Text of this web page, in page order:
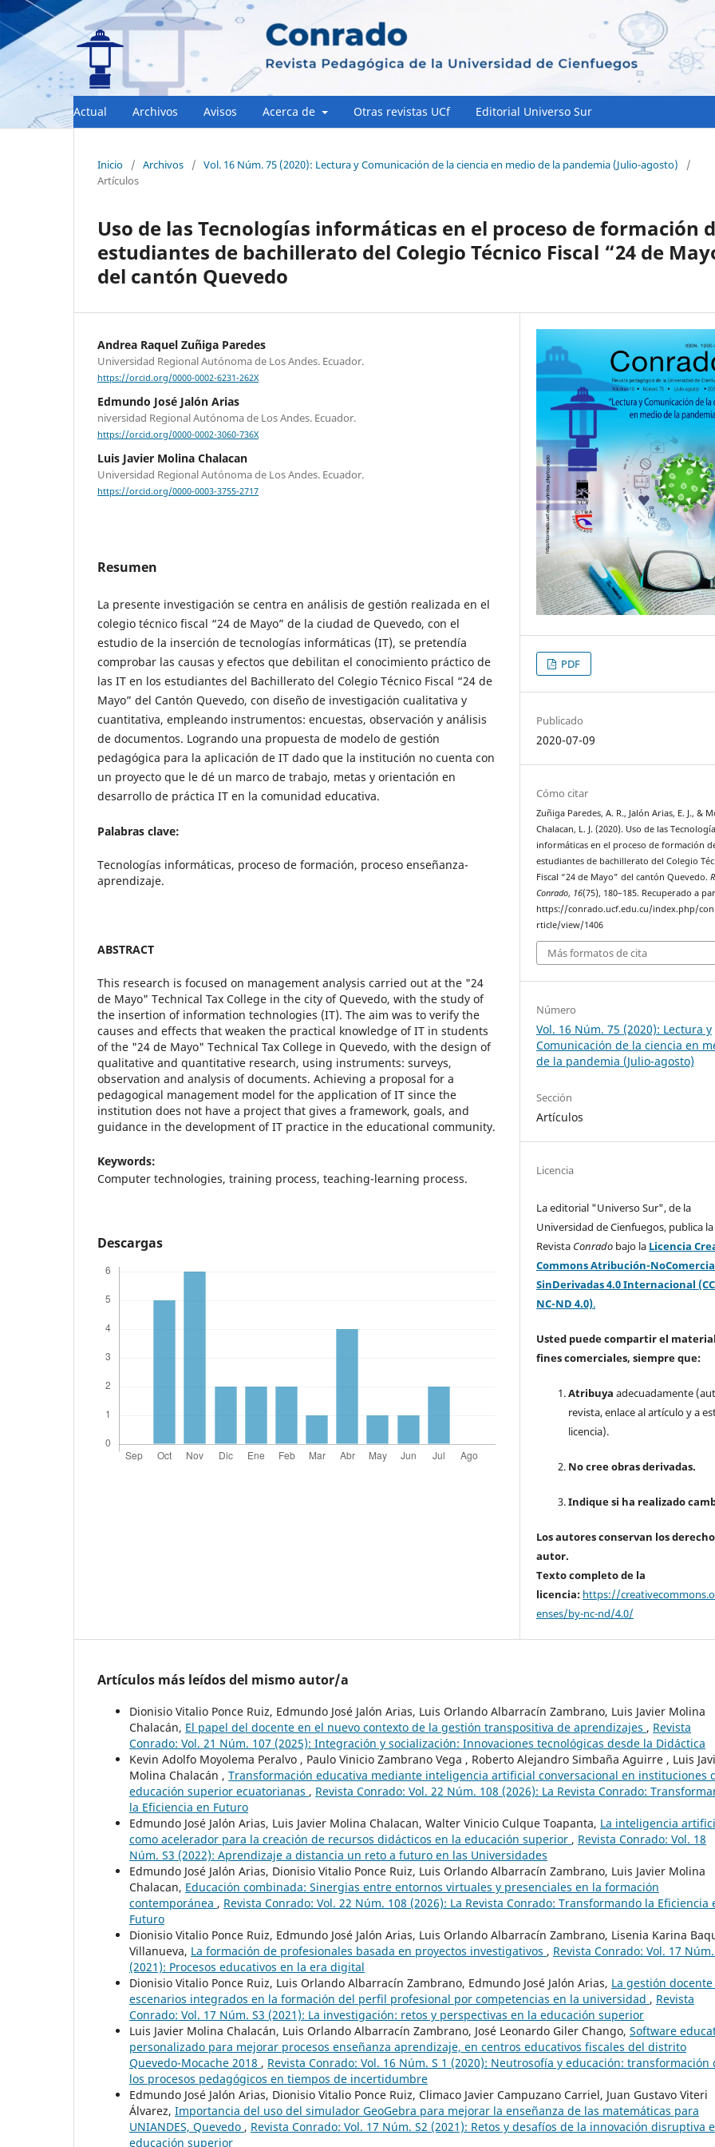
Actual Archivos Avisos Acerca de Otras revistas UCf Editorial Universo Sur
Inicio / Archivos / Vol. 16 Núm. 75 (2020): Lectura y Comunicación de la ciencia en medio de la pandemia (Julio-agosto)
/
Artículos
Uso de las Tecnologías informáticas en el proceso de formación
estudiantes de bachillerato del Colegio Técnico Fiscal “24 de
del cantón Quevedo
Andrea Raquel Zuñiga Paredes
Universidad Regional Autónoma de Los Andes. Ecuador.
https://orcid.org/0000-0002-6231-262X
Edmundo José Jalón Arias
niversidad Regional Autónoma de Los Andes. Ecuador.
https://orcid.org/0000-0002-3060-736X
Luis Javier Molina Chalacan
Universidad Regional Autónoma de Los Andes. Ecuador.
https://orcid.org/0000-0003-3755-2717
Resumen
La presente investigación se centra en análisis de gestión realizada en el
colegio técnico fiscal “24 de Mayo” de la ciudad de Quevedo, con el
estudio de la inserción de tecnologías informáticas (IT), se pretendía
comprobar las causas y efectos que debilitan el conocimiento práctico de
las IT en los estudiantes del Bachillerato del Colegio Técnico Fiscal “24 de
Mayo” del Cantón Quevedo, con diseño de investigación cualitativa y
cuantitativa, empleando instrumentos: encuestas, observación y análisis
de documentos. Logrando una propuesta de modelo de gestión
pedagógica para la aplicación de IT dado que la institución no cuenta con
un proyecto que le dé un marco de trabajo, metas y orientación en
desarrollo de práctica IT en la comunidad educativa.
Palabras clave:
Tecnologías informáticas, proceso de formación, proceso enseñanza-
aprendizaje.
ABSTRACT
This research is focused on management analysis carried out at the "24
de Mayo" Technical Tax College in the city of Quevedo, with the study of
the insertion of information technologies (IT). The aim was to verify the
causes and effects that weaken the practical knowledge of IT in students
of the "24 de Mayo" Technical Tax College in Quevedo, with the design of
qualitative and quantitative research, using instruments: surveys,
observation and analysis of documents. Achieving a proposal for a
pedagogical management model for the application of IT since the
institution does not have a project that gives a framework, goals, and
guidance in the development of IT practice in the educational community.
Keywords:
Computer technologies, training process, teaching-learning process.
Descargas
PDF
Publicado
2020-07-09
Cómo citar
Zuñiga Paredes, A. R., Jalón Arias, E. J., &
Chalacan, L. J. (2020). Uso de las
informáticas en el proceso de formación
estudiantes de bachillerato del Colegio
Fiscal “24 de Mayo” del cantón Quevedo.
Conrado, 16(75), 180–185. Recuperado a
https://conrado.ucf.edu.cu/index.php/
rticle/view/1406
Más formatos de cita
Número
Vol. 16 Núm. 75 (2020): Lectura y
Comunicación de la ciencia en
de la pandemia (Julio-agosto)
Sección
Artículos
Licencia
La editorial "Universo Sur", de la
Universidad de Cienfuegos, publica la
Revista Conrado bajo la Licencia
Commons Atribución-
SinDerivadas 4.0 Internacional (CC
NC-ND 4.0).
Usted puede compartir el
fines comerciales, siempre que:
Atribuya adecuadamente
revista, enlace al artículo y a
licencia).
No cree obras derivadas.
Indique si ha realizado
Los autores conservan los
autor.
Texto completo de la
licencia: https://
enses/by-nc-nd/4.0/
Artículos más leídos del mismo autor/a
Dionisio Vitalio Ponce Ruiz, Edmundo José Jalón Arias, Luis Orlando Albarracín Zambrano, Luis Javier Molina
Chalacán, El papel del docente en el nuevo contexto de la gestión transpositiva de aprendizajes , Revista
Conrado: Vol. 21 Núm. 107 (2025): Integración y socialización: Innovaciones tecnológicas desde la Didáctica
Kevin Adolfo Moyolema Peralvo , Paulo Vinicio Zambrano Vega , Roberto Alejandro Simbaña Aguirre , Luis
Molina Chalacán , Transformación educativa mediante inteligencia artificial conversacional en instituciones
educación superior ecuatorianas , Revista Conrado: Vol. 22 Núm. 108 (2026): La Revista Conrado:
la Eficiencia en Futuro
Edmundo José Jalón Arias, Luis Javier Molina Chalacan, Walter Vinicio Culque Toapanta, La inteligencia
como acelerador para la creación de recursos didácticos en la educación superior , Revista Conrado: Vol. 18
Núm. S3 (2022): Aprendizaje a distancia un reto a futuro en las Universidades
Edmundo José Jalón Arias, Dionisio Vitalio Ponce Ruiz, Luis Orlando Albarracín Zambrano, Luis Javier Molina
Chalacan, Educación combinada: Sinergias entre entornos virtuales y presenciales en la formación
contemporánea , Revista Conrado: Vol. 22 Núm. 108 (2026): La Revista Conrado: Transformando la Eficiencia
Futuro
Dionisio Vitalio Ponce Ruiz, Edmundo José Jalón Arias, Luis Orlando Albarracín Zambrano, Lisenia Karina
Villanueva, La formación de profesionales basada en proyectos investigativos , Revista Conrado: Vol. 17
(2021): Procesos educativos en la era digital
Dionisio Vitalio Ponce Ruiz, Luis Orlando Albarracín Zambrano, Edmundo José Jalón Arias, La gestión
escenarios integrados en la formación del perfil profesional por competencias en la universidad , Revista
Conrado: Vol. 17 Núm. S3 (2021): La investigación: retos y perspectivas en la educación superior
Luis Javier Molina Chalacán, Luis Orlando Albarracín Zambrano, José Leonardo Giler Chango, Software
personalizado para mejorar procesos enseñanza aprendizaje, en centros educativos fiscales del distrito
Quevedo-Mocache 2018 , Revista Conrado: Vol. 16 Núm. S 1 (2020): Neutrosofía y educación: transformación
los procesos pedagógicos en tiempos de incertidumbre
Edmundo José Jalón Arias, Dionisio Vitalio Ponce Ruiz, Climaco Javier Campuzano Carriel, Juan Gustavo Viteri
Álvarez, Importancia del uso del simulador GeoGebra para mejorar la enseñanza de las matemáticas para
UNIANDES, Quevedo , Revista Conrado: Vol. 17 Núm. S2 (2021): Retos y desafíos de la innovación disruptiva
educación superior